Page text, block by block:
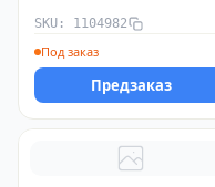
SKU: 1104982
Под заказ
Предзаказ